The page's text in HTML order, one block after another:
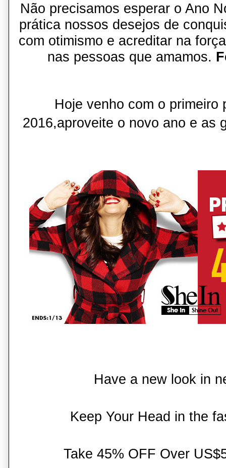
Não precisamos esperar o Ano
prática nossos desejos de
com otimismo e acreditar na
nas pessoas que amamos.
Hoje venho com o primeiro
2016,aproveite o novo ano e as
Have a new look in
Keep Your Head in the
Take 45% OFF Over